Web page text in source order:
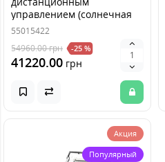
управлением (солнечная
батарея) Премиум GGL
55015422
54960.00грн -25 %
41220.00 грн
Акция
Популярный